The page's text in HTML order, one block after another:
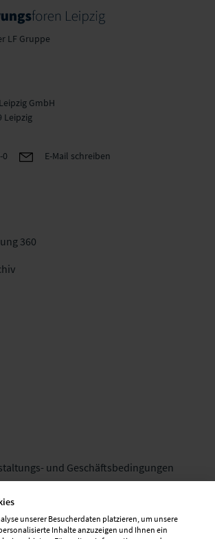
LF Gruppe
GmbH
Leipzig
0 E-Mail schreiben
360
und Geschäftsbedingungen
unserer Besucherdaten platzieren, um unsere
Inhalte anzuzeigen und Ihnen ein